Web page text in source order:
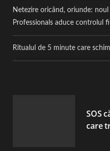
Netezire oricând, oriunde:
Professionals aduce controlul
Ritualul de 5 minute care
SOS
care